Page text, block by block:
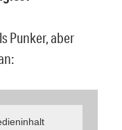
Punker, aber